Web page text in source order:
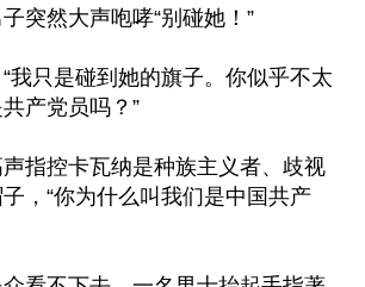
突然大声咆哮“别碰她！”
我只是碰到她的旗子。你似乎不太
产党员吗？”
指控卡瓦纳是种族主义者、歧视
，“你为什么叫我们是中国共产